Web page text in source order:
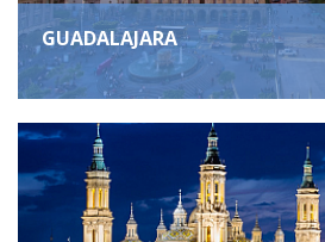
GUADALAJARA